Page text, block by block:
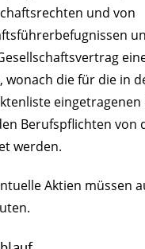
und von
wonach die für die in
eingetragenen
Berufspflichten von
werden.
Aktien müssen